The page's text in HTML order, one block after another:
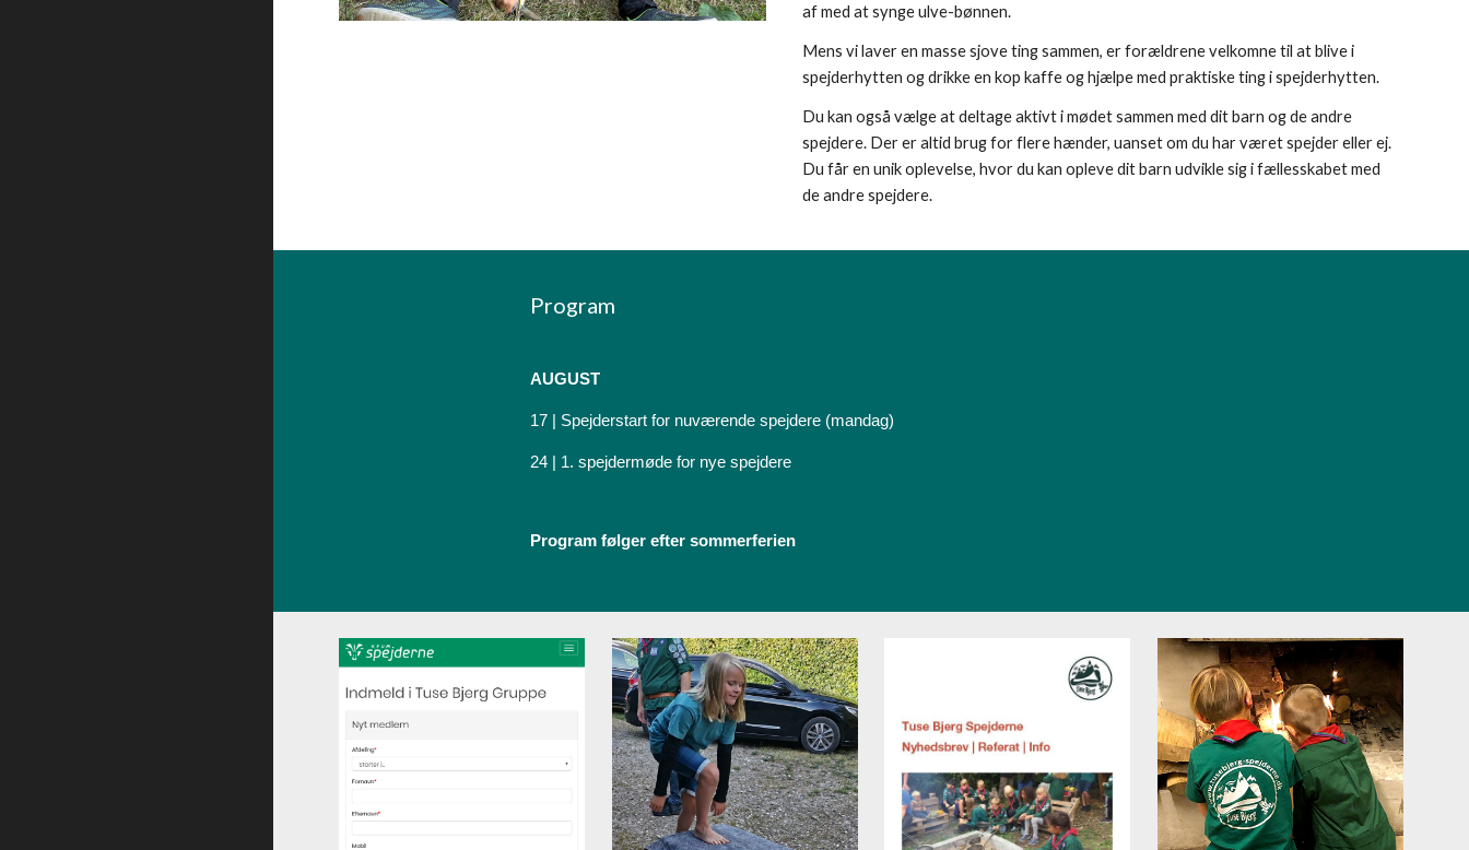
af med at synge ulve-bønnen.
Mens vi laver en masse sjove ting sammen, er forældrene velkomne til at blive i
spejderhytten og drikke en kop kaffe og hjælpe med praktiske ting i spejderhytten.
Du kan også vælge at deltage aktivt i mødet sammen med dit barn og de andre
spejdere. Der er altid brug for flere hænder, uanset om du har været spejder eller ej.
Du får en unik oplevelse, hvor du kan opleve dit barn udvikle sig i fællesskabet med
de andre spejdere.
Program
AUGUST
17| Spejderstart for nuværende spejdere (mandag)
24 | 1. spejdermøde for nye spejdere
Program følger efter sommerferien